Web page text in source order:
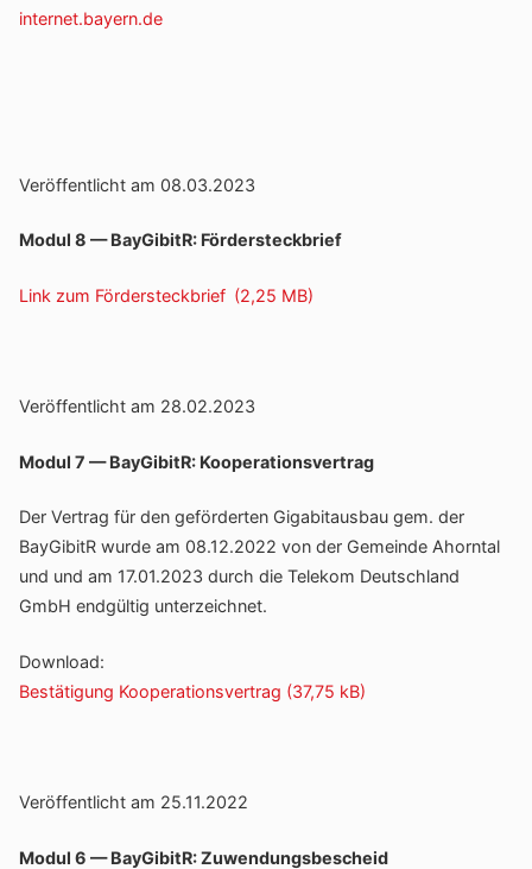
internet.bayern.de
Veröf­fent­licht am 08.03.2023
Modul 8 — BayGi­bitR: Fördersteckbrief
Link zum Fördersteckbrief
Veröf­fent­licht am 28.02.2023
Modul 7 — BayGi­bitR: Kooperationsvertrag
Der Vertrag für den geför­derten Giga­bit­ausbau gem. der
BayGi­bitR wurde am 08.12.2022 von der Gemeinde Ahorntal
und und am 17.01.2023 durch die Telekom Deutsch­land
GmbH endgültig unterzeichnet.
Down­load:
Bestä­ti­gung Kooperationsvertrag
Veröf­fent­licht am 25.11.2022
Modul 6 — BayGi­bitR: Zuwendungsbescheid